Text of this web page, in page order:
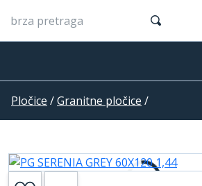
Pločice /Granitne pločice /